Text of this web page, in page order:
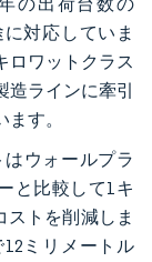
対応していま
ロワットクラス
造ラインに牽引
ます。
はウォールプラ
と比較して1キ
ストを削減しま
ミリメートル